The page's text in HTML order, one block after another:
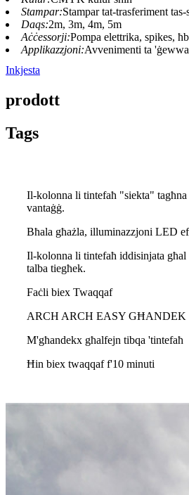
Stampar:Stampar tat-trasferiment tas-
Daqs:2m, 3m, 4m, 5m
Aċċessorji:Pompa elettrika, spikes,
Applikazzjoni:Avvenimenti ta
Inkjesta
prodott
Tags
Il-kolonna li tintefaħ "siekta"
vantaġġ.
Bħala għażla, illuminazzjoni LED
Il-kolonna li tintefaħ iddisinjata
talba tiegħek.
Faċli biex Twaqqaf
ARCH ARCH EASY
M'għandekx għalfejn tibqa 'tintefaħ
Ħin biex twaqqaf f'10 minuti